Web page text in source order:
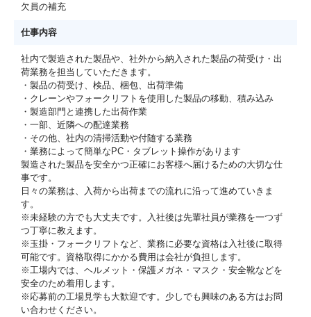
欠員の補充
仕事内容
社内で製造された製品や、社外から納入された製品の荷受け・出
荷業務を担当していただきます。
・製品の荷受け、検品、梱包、出荷準備
・クレーンやフォークリフトを使用した製品の移動、積み込み
・製造部門と連携した出荷作業
・一部、近隣への配達業務
・その他、社内の清掃活動や付随する業務
・業務によって簡単なPC・タブレット操作があります
製造された製品を安全かつ正確にお客様へ届けるための大切な仕
事です。
日々の業務は、入荷から出荷までの流れに沿って進めていきま
す。
※未経験の方でも大丈夫です。入社後は先輩社員が業務を一つず
つ丁寧に教えます。
※玉掛・フォークリフトなど、業務に必要な資格は入社後に取得
可能です。資格取得にかかる費用は会社が負担します。
※工場内では、ヘルメット・保護メガネ・マスク・安全靴などを
安全のため着用します。
※応募前の工場見学も大歓迎です。少しでも興味のある方はお問
い合わせください。